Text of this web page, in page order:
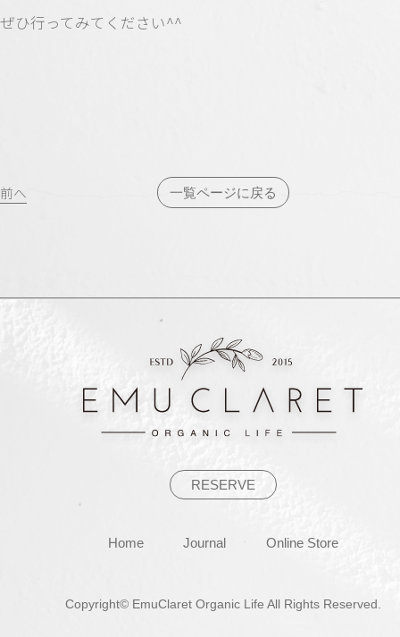
ぜひ行ってみてください^^
投
前へ 一覧ページに戻る
RESERVE
Home Journal Online Store
Copyright© EmuClaret Organic Life All Rights Reserved.